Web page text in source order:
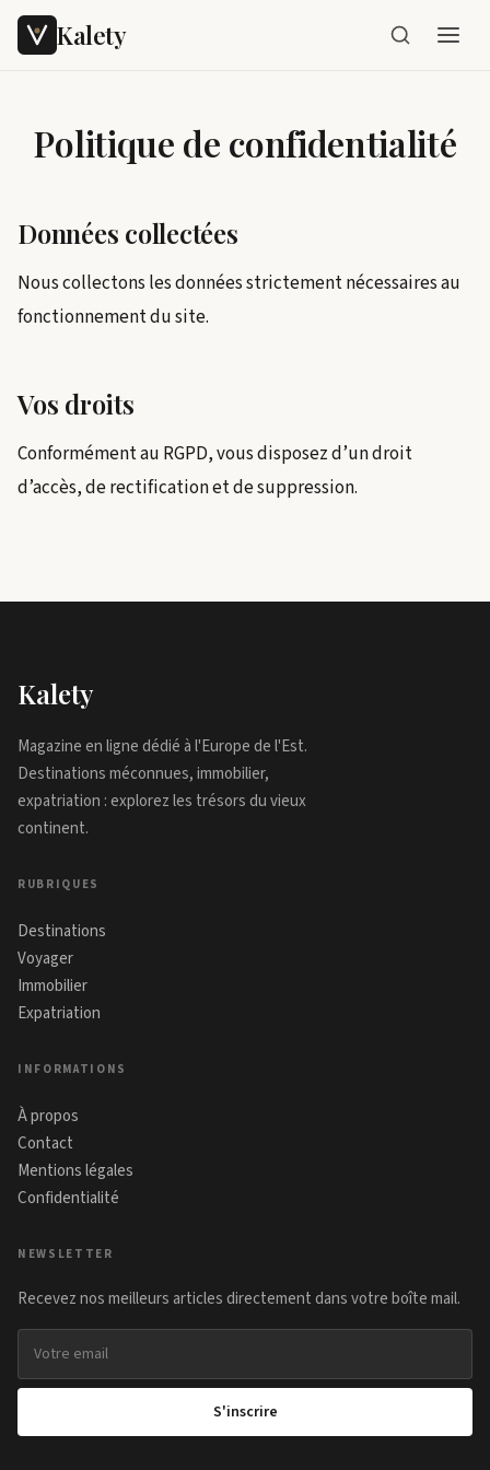
Kalety
Politique de confidentialité
Données collectées
Nous collectons les données strictement nécessaires au
fonctionnement du site.
Vos droits
Conformément au RGPD, vous disposez d’un droit
d’accès, de rectification et de suppression.
Kalety
Magazine en ligne dédié à l'Europe de l'Est.
Destinations méconnues, immobilier,
expatriation : explorez les trésors du vieux
continent.
RUBRIQUES
Destinations
Voyager
Immobilier
Expatriation
INFORMATIONS
À propos
Contact
Mentions légales
Confidentialité
NEWSLETTER
Recevez nos meilleurs articles directement dans votre boîte mail.
Adresse email
S'inscrire